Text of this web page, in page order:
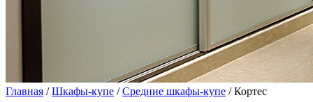
Главная /Шкафы-купе /Средние шкафы-купе / Кортес